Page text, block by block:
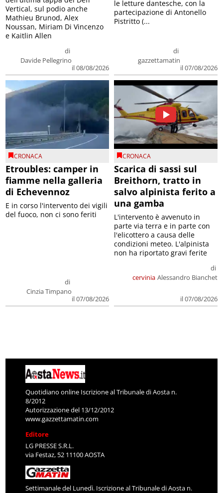
di
Davide Pellegrino
il 08/08/2026
Vertical, sul podio anche
Mathieu Brunod, Alex
Noussan, Miriam Di Vincenzo
e Kaitlin Allen
di
gazzettamatin
il 07/08/2026
le letture dantesche, con la
partecipazione di Antonello
Pistritto (...
CRONACA
Etroubles: camper in
fiamme nella galleria
di Echevennoz
di
Cinzia Timpano
il 07/08/2026
E in corso l'intervento dei vigili
del fuoco, non ci sono feriti
CRONACA
Scarica di sassi sul
Breithorn, tratto in
salvo alpinista ferito a
una gamba
cervinia
di
Alessandro Bianchet
il 07/08/2026
L'intervento è avvenuto in
parte via terra e in parte con
l'elicottero a causa delle
condizioni meteo. L'alpinista
non ha riportato gravi ferite
Quotidiano online Iscrizione al Tribunale di Aosta n.
8/2012
Autorizzazione del 13/12/2012
www.gazzettamatin.com
Editore
LG PRESSE S.R.L.
via Festaz, 52 11100 AOSTA
Settimanale del Lunedì. Iscrizione al Tribunale di Aosta n.